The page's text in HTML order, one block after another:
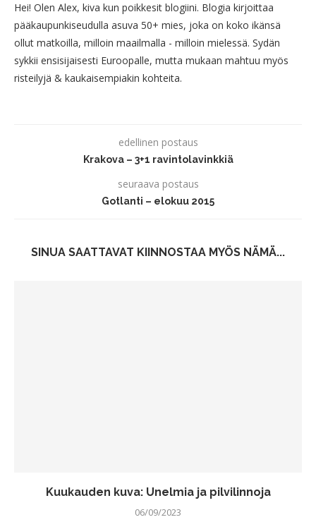
Hei! Olen Alex, kiva kun poikkesit blogiini. Blogia kirjoittaa
pääkaupunkiseudulla asuva 50+ mies, joka on koko ikänsä
ollut matkoilla, milloin maailmalla - milloin mielessä. Sydän
sykkii ensisijaisesti Euroopalle, mutta mukaan mahtuu myös
risteilyjä & kaukaisempiakin kohteita.
edellinen postaus
Krakova – 3+1 ravintolavinkkiä
seuraava postaus
Gotlanti – elokuu 2015
SINUA SAATTAVAT KIINNOSTAA MYÖS NÄMÄ...
Kuukauden kuva: Unelmia ja pilvilinnoja
06/09/2023